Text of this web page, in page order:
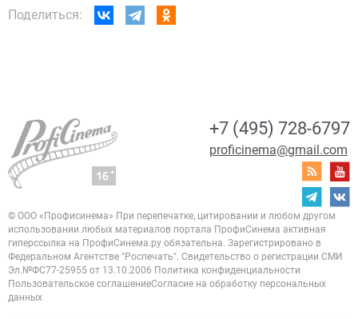
Поделиться:
+7 (495) 728-6797
proficinema@gmail.com
© ООО «Профисинема» При перепечатке, цитировании и любом другом
использовании любых материалов портала ПрофиСинема активная
гиперссылка на ПрофиСинема.ру обязательна. Зарегистрировано в
Федеральном Агентстве "Роспечать". Свидетельство о регистрации СМИ
Эл.№ФС77-25955 от 13.10.2006 Политика конфиденциальности
Пользовательское соглашениеСогласие на обработку персональных
данных